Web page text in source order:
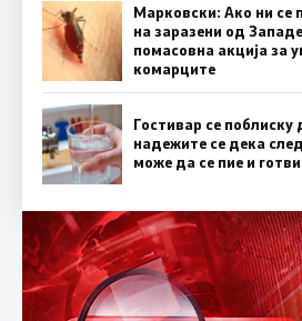
Марковски: Ако ни се
на заразени од
помасовна акција за
комарците
Гостивар се
надежите се дека
може да се пие и готви